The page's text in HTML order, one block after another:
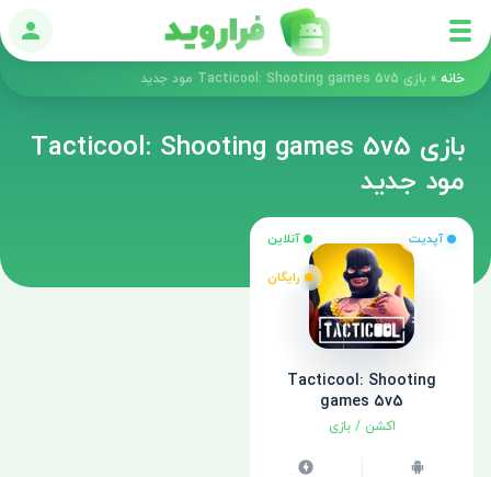
ورود
خانه » بازی Tacticool: Shooting games 5v5 مود جدید
بازی Tacticool: Shooting games 5v5
مود جدید
آپدیت آنلاین
رایگان
Tacticool: Shooting
games 5v5
اکشن /بازی